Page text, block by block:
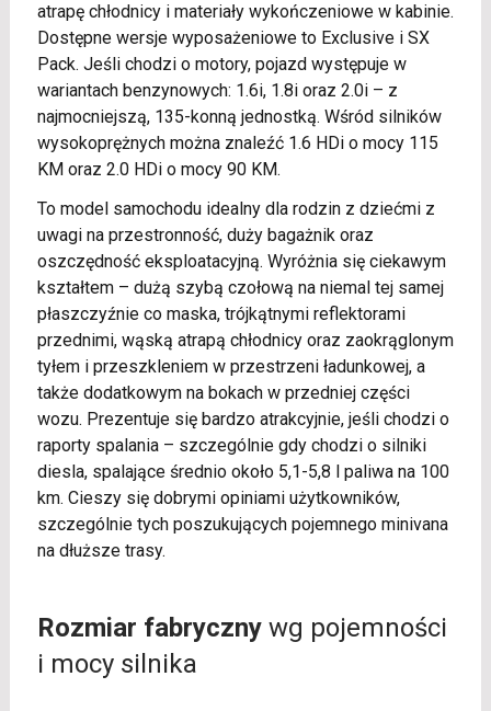
atrapę chłodnicy i materiały wykończeniowe w kabinie.
Dostępne wersje wyposażeniowe to Exclusive i SX
Pack. Jeśli chodzi o motory, pojazd występuje w
wariantach benzynowych: 1.6i, 1.8i oraz 2.0i – z
najmocniejszą, 135-konną jednostką. Wśród silników
wysokoprężnych można znaleźć 1.6 HDi o mocy 115
KM oraz 2.0 HDi o mocy 90 KM.
To model samochodu idealny dla rodzin z dziećmi z
uwagi na przestronność, duży bagażnik oraz
oszczędność eksploatacyjną. Wyróżnia się ciekawym
kształtem – dużą szybą czołową na niemal tej samej
płaszczyźnie co maska, trójkątnymi reflektorami
przednimi, wąską atrapą chłodnicy oraz zaokrąglonym
tyłem i przeszkleniem w przestrzeni ładunkowej, a
także dodatkowym na bokach w przedniej części
wozu. Prezentuje się bardzo atrakcyjnie, jeśli chodzi o
raporty spalania – szczególnie gdy chodzi o silniki
diesla, spalające średnio około 5,1-5,8 l paliwa na 100
km. Cieszy się dobrymi opiniami użytkowników,
szczególnie tych poszukujących pojemnego minivana
na dłuższe trasy.
Rozmiar fabrycznywg pojemności
i mocy silnika